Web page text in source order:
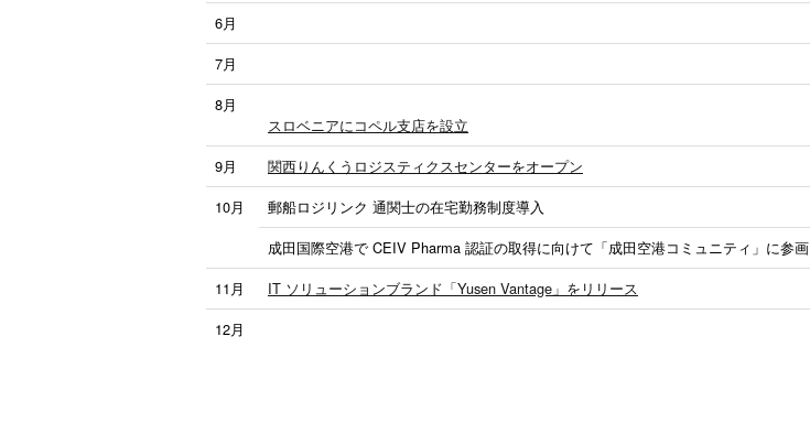
6月
7月
8月
スロベニアにコペル支店を設立
9月
関西りんくうロジスティクスセンターをオープン
10月
郵船ロジリンク 通関士の在宅勤務制度導入
成田国際空港で CEIV Pharma 認証の取得に向けて「成田空港コミュニティ」に参画
11月
IT ソリューションブランド「Yusen Vantage」をリリース
12月